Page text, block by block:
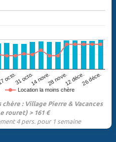
Location la moins chère
octo.31 octo.14 nove.28 nove.12 déce.26 déce.
: Village Pierre & Vacances
rouret) > 161 €
4 pers. pour 1 semaine